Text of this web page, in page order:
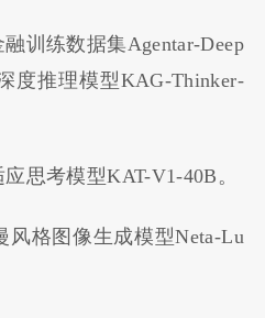
训练数据集Agentar-Deep
度推理模型KAG-Thinker-
应思考模型KAT-V1-40B。
风格图像生成模型Neta-Lu